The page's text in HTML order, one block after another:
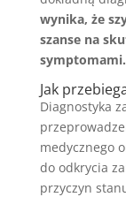
wynika, że
szanse na
symptomami.
Jak
Diagnostyka
medycznego
do odkrycia
przyczyn